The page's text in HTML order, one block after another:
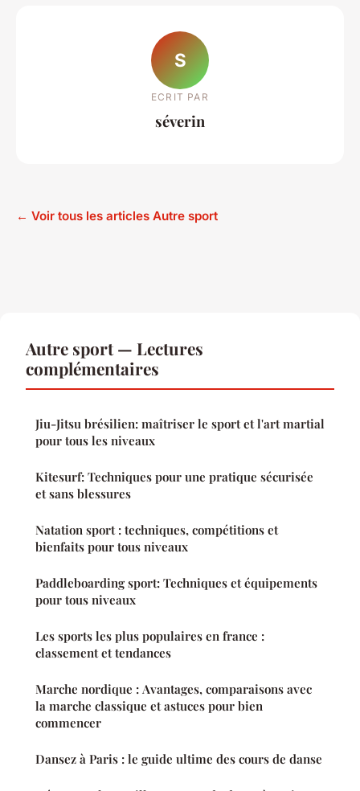
S
ECRIT PAR
séverin
← Voir tous les articles Autre sport
Autre sport — Lectures
complémentaires
Jiu-Jitsu brésilien: maîtriser le sport et l'art martial
pour tous les niveaux
Kitesurf: Techniques pour une pratique sécurisée
et sans blessures
Natation sport : techniques, compétitions et
bienfaits pour tous niveaux
Paddleboarding sport: Techniques et équipements
pour tous niveaux
Les sports les plus populaires en france :
classement et tendances
Marche nordique : Avantages, comparaisons avec
la marche classique et astuces pour bien
commencer
Dansez à Paris : le guide ultime des cours de danse